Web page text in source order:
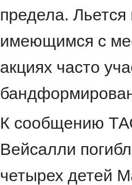
предела.
имеющимся с
акциях часто
К сообщению
Вейсалли
четырех детей